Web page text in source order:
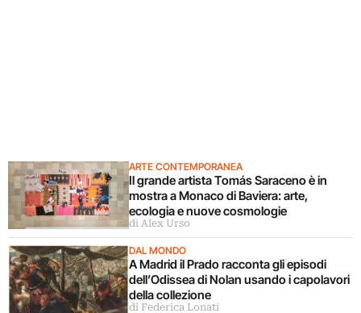
ARTE CONTEMPORANEA
Il grande artista Tomás Saraceno è in
mostra a Monaco di Baviera: arte,
ecologia e nuove cosmologie
di Alex Urso
DAL MONDO
A Madrid il Prado racconta gli episodi
dell’Odissea di Nolan usando i capolavori
della collezione
di Federica Lonati